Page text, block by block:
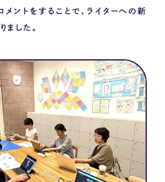
メントをすることで、ライターへの新
ました。